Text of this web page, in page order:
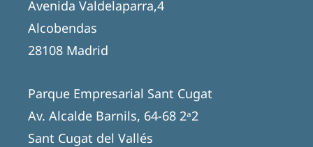
Avenida Valdelaparra,4
Alcobendas
28108 Madrid
Parque Empresarial Sant Cugat
Av. Alcalde Barnils, 64-68 2ᵃ2
Sant Cugat del Vallés